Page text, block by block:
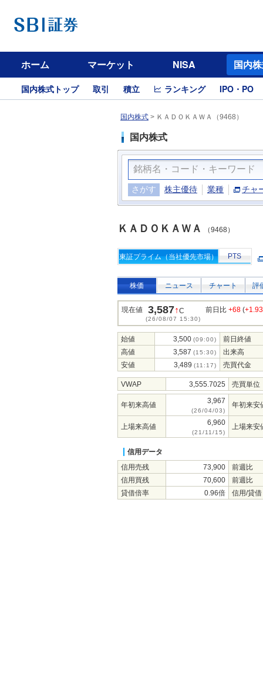
ホーム マーケット NISA 国内
国内株式トップ 取引 積立 ランキング IPO・PO
国内株式 > ＫＡＤＯＫＡＷＡ（9468）
国内株式
さがす 株主優待 業種 チャ
ＫＡＤＯＫＡＷＡ （9468）
東証プライム（当社優先市場） PTS
株価 ニュース チャート 評
現在値 3,587↑C
(26/08/07 15:30)
前日比 +68 (
始値 3,500 (09:00)
前日終値
高値
3,587 (15:30)
出来高
安値
3,489 (11:17) 売買代金
VWAP 3,555.7025 売買単位
年初来高値 3,967
(26/04/03)
年初来安
上場来高値 6,960
(21/11/15)
上場来安
信用データ
信用売残
73,900
前週比
信用買残
70,600
前週比
貸借倍率
0.96倍 信用/貸借